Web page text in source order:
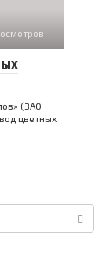
(ЗАО
цветных